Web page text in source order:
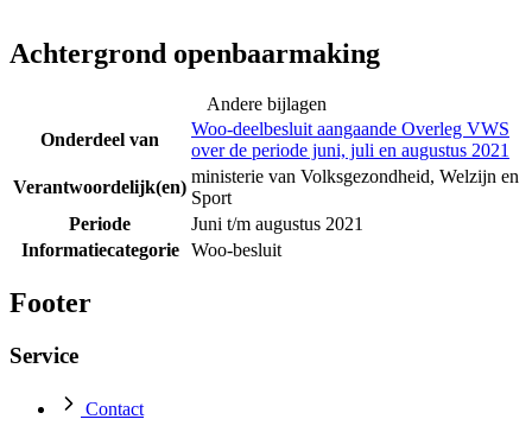
Achtergrond openbaarmaking
Andere bijlagen
Onderdeel van
Woo-deelbesluit aangaande Overleg VWS
over de periode juni, juli en augustus 2021
Verantwoordelijk(en)
ministerie van Volksgezondheid, Welzijn en
Sport
Periode
Juni t/m augustus 2021
Informatiecategorie
Woo-besluit
Footer
Service
Contact